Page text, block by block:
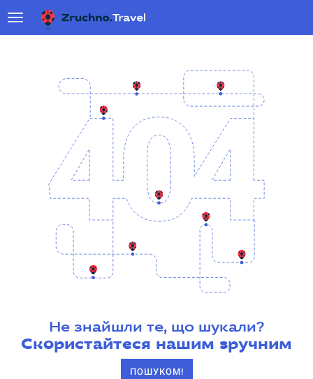
Не знайшли те, що шукали?
Скористайтеся нашим зручним
ПОШУКОМ!